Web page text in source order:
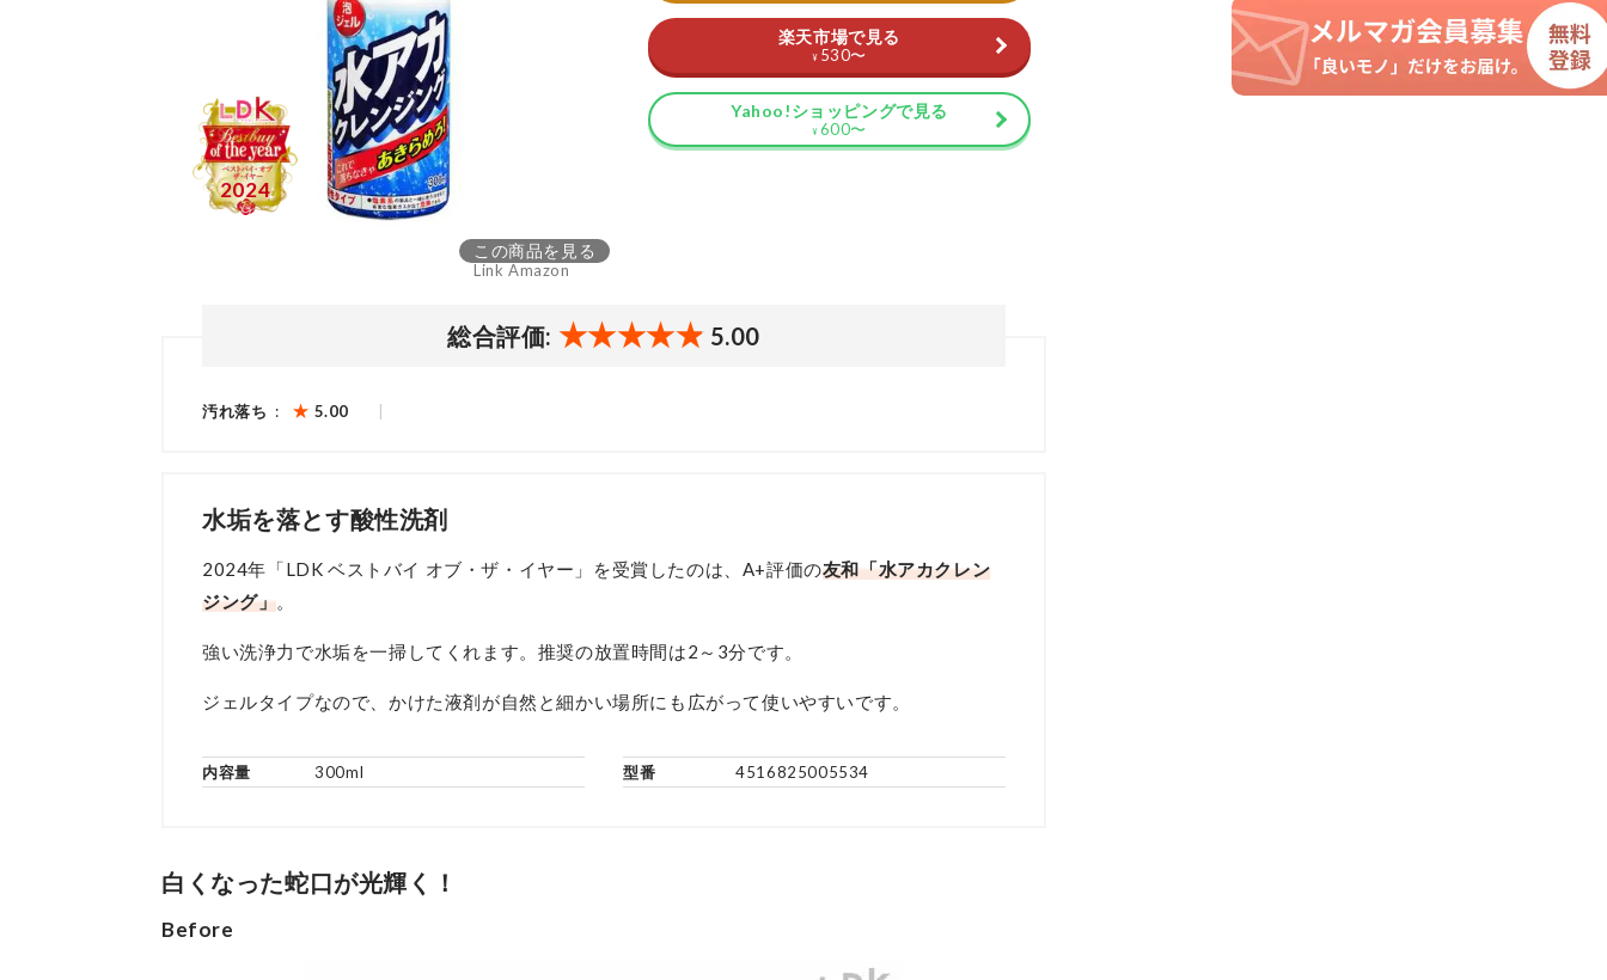
この商品を見る
Link Amazon
楽天市場で見る
¥ 530〜
Yahoo!ショッピングで見る
¥ 600〜
総合評価: 5.00
汚れ落ち 5.00
水垢を落とす酸性洗剤
2024年「LDK ベストバイ オブ・ザ・イヤー」を受賞したのは、A+評価の友和「水アカクレン
ジング」。
強い洗浄力で水垢を一掃してくれます。推奨の放置時間は2～3分です。
ジェルタイプなので、かけた液剤が自然と細かい場所にも広がって使いやすいです。
内容量 300ml 型番 4516825005534
白くなった蛇口が光輝く！
Before